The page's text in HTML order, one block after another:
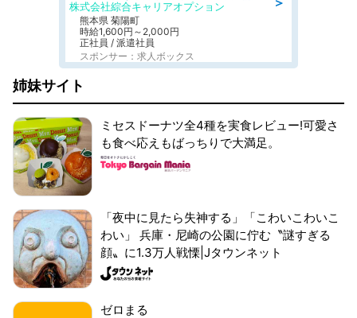
株式会社綜合キャリアオプション
熊本県 菊陽町
時給1,600円～2,000円
正社員 / 派遣社員
スポンサー：求人ボックス
姉妹サイト
ミセスドーナツ全4種を実食レビュー!可愛さ
も食べ応えもばっちりで大満足。
「夜中に見たら失神する」「こわいこわいこ
わい」 兵庫・尼崎の公園に佇む〝謎すぎる
顔〟に1.3万人戦慄|Jタウンネット
ゼロまる